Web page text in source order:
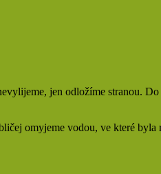
jen odložíme stranou.
omyjeme vodou, ve které byla